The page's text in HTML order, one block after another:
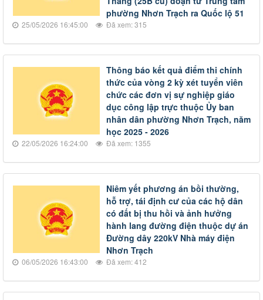
phường Nhơn Trạch ra Quốc lộ 51
25/05/2026 16:45:00 Đã xem: 315
Thông báo kết quả điểm thi chính
thức của vòng 2 kỳ xét tuyển viên
chức các đơn vị sự nghiệp giáo
dục công lập trực thuộc Ủy ban
nhân dân phường Nhơn Trạch, năm
học 2025 - 2026
22/05/2026 16:24:00 Đã xem: 1355
Niêm yết phương án bồi thường,
hỗ trợ, tái định cư của các hộ dân
có đất bị thu hồi và ảnh hưởng
hành lang đường điện thuộc dự án
Đường dây 220kV Nhà máy điện
Nhơn Trạch
06/05/2026 16:43:00 Đã xem: 412